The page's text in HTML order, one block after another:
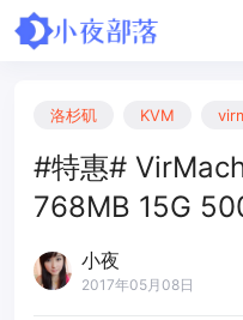
洛杉矶 KVM
#特惠#
768MB 15G
小夜
2017年05月08日